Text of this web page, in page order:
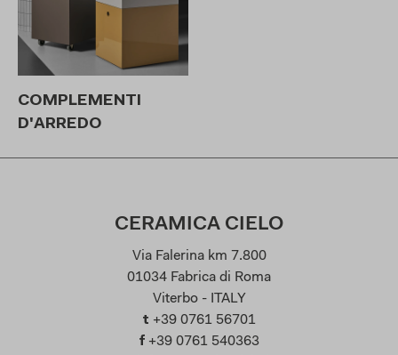
COMPLEMENTI
D'ARREDO
CERAMICA CIELO
Via Falerina km 7.800
01034 Fabrica di Roma
Viterbo - ITALY
t +39 0761 56701
f +39 0761 540363